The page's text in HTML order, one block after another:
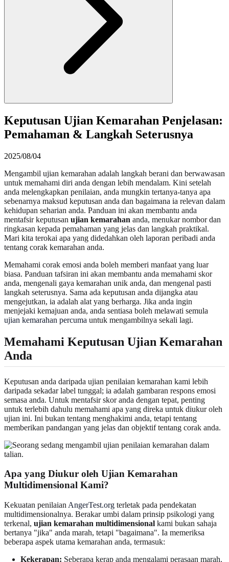
Keputusan Ujian Kemarahan Penjelasan:
Pemahaman & Langkah Seterusnya
2025/08/04
Mengambil ujian kemarahan adalah langkah berani dan berwawasan
untuk memahami diri anda dengan lebih mendalam. Kini setelah
anda melengkapkan penilaian, anda mungkin tertanya-tanya apa
sebenarnya maksud keputusan anda dan bagaimana ia relevan dalam
kehidupan seharian anda. Panduan ini akan membantu anda
mentafsir keputusan ujian kemarahan anda, menukar nombor dan
ringkasan kepada pemahaman yang jelas dan langkah praktikal.
Mari kita terokai apa yang didedahkan oleh laporan peribadi anda
tentang corak kemarahan anda.
Memahami corak emosi anda boleh memberi manfaat yang luar
biasa. Panduan tafsiran ini akan membantu anda memahami skor
anda, mengenali gaya kemarahan unik anda, dan mengenal pasti
langkah seterusnya. Sama ada keputusan anda dijangka atau
mengejutkan, ia adalah alat yang berharga. Jika anda ingin
menjejaki kemajuan anda, anda sentiasa boleh melawati semula
ujian kemarahan percuma untuk mengambilnya sekali lagi.
Memahami Keputusan Ujian Kemarahan
Anda
Keputusan anda daripada ujian penilaian kemarahan kami lebih
daripada sekadar label tunggal; ia adalah gambaran respons emosi
semasa anda. Untuk mentafsir skor anda dengan tepat, penting
untuk terlebih dahulu memahami apa yang direka untuk diukur oleh
ujian ini. Ini bukan tentang menghakimi anda, tetapi tentang
memberikan pandangan yang jelas dan objektif tentang corak anda.
Apa yang Diukur oleh Ujian Kemarahan
Multidimensional Kami?
Kekuatan penilaian AngerTest.org terletak pada pendekatan
multidimensionalnya. Berakar umbi dalam prinsip psikologi yang
terkenal, ujian kemarahan multidimensional kami bukan sahaja
bertanya "jika" anda marah, tetapi "bagaimana". Ia memeriksa
beberapa aspek utama kemarahan anda, termasuk:
Kekerapan: Seberapa kerap anda mengalami perasaan marah.